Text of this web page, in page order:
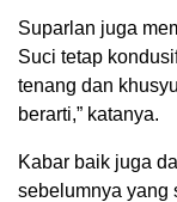
Suparlan juga
Suci tetap
tenang dan
berarti,” katanya.
Kabar baik juga
sebelumnya yang